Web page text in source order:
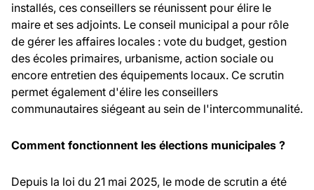
installés, ces conseillers se réunissent pour élire le
maire et ses adjoints. Le conseil municipal a pour rôle
de gérer les affaires locales : vote du budget, gestion
des écoles primaires, urbanisme, action sociale ou
encore entretien des équipements locaux. Ce scrutin
permet également d'élire les conseillers
communautaires siégeant au sein de l'intercommunalité.
Comment fonctionnent les élections municipales ?
Depuis la loi du 21 mai 2025, le mode de scrutin a été